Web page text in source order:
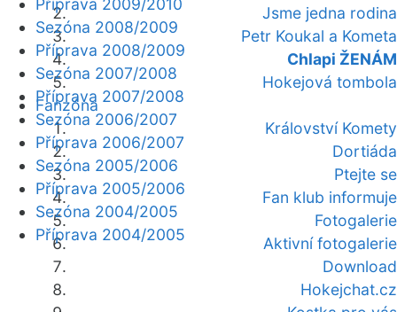
Jsme jedna rodina
Petr Koukal a Kometa
Chlapi ŽENÁM
Hokejová tombola
Fanzóna
Království Komety
Dortiáda
Ptejte se
Fan klub informuje
Fotogalerie
Aktivní fotogalerie
Download
Hokejchat.cz
Příprava 2009/2010
Sezóna 2008/2009
Příprava 2008/2009
Sezóna 2007/2008
Příprava 2007/2008
Sezóna 2006/2007
Příprava 2006/2007
Sezóna 2005/2006
Příprava 2005/2006
Sezóna 2004/2005
Příprava 2004/2005